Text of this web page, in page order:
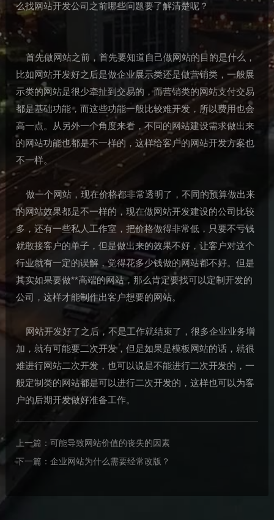
么找网站开发公司之前哪些问题要了解清楚呢？
首先做网站之前，首先要知道自己做网站的目的是什么，
比如网站开发好之后是做企业展示类还是做营销类，一般展
示类的网站是很少牵扯到交易的，而营销类的网站支付交易
都是基础功能，而这些功能一般比较难开发，所以费用也会
高一点。从另外一个角度来看，不同的网站建设需求做出来
的网站功能也都是不一样的，这样给客户的网站开发方案也
不一样。
做一个网站，现在价格都非常透明了，不同的预算做出来
的网站效果都是不一样的，现在做网站开发建设的公司比较
多，还有一些私人工作室，把价格做得非常低，只要不亏钱
就敢接客户的单子，但是做出来的效果不好，让客户对这个
行业就有一定的误解，觉得花多少钱做的网站都不好。但是
其实如果要做**高端的网站，那么肯定要找可以定制开发的
公司，这样才能制作出客户想要的网站。
网站开发好了之后，不是工作就结束了，很多企业业务增
加，就有可能要二次开发，但是如果是模板网站的话，就很
难进行网站二次开发，也可以说是不能进行二次开发的，一
般定制类的网站都是可以进行二次开发的，这样也可以为客
户的后期开发做好准备工作。
上一篇：可能导致网站价值的丧失的因素
下一篇：企业网站为什么需要经常改版？